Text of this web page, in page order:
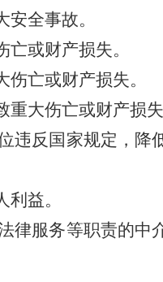
全事故。
或财产损失。
亡或财产损失。
大伤亡或财产损失
违反国家规定，降
益。
律服务等职责的中